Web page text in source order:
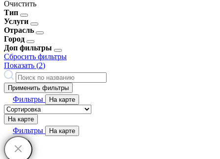
Очистить
Тип
Услуги
Отрасль
Город
Доп фильтры
Сбросить фильтры
Показать (2)
Применить фильтры
Фильтры На карте
На карте
Фильтры На карте